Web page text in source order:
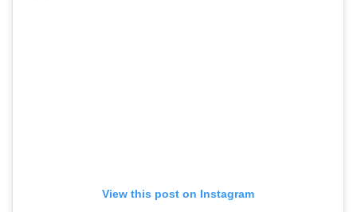
View this post on Instagram